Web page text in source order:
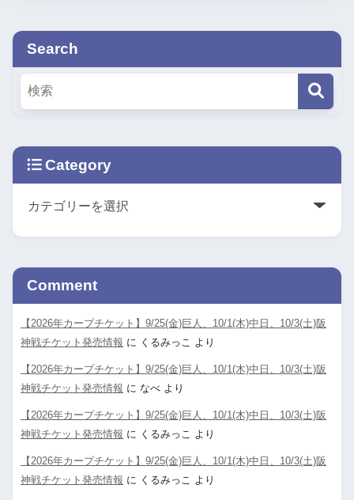
Search
Category
Comment
【2026年カープチケット】9/25(金)巨人、10/1(木)中日、10/3(土)阪
神戦チケット発売情報 に くるみっこ より
【2026年カープチケット】9/25(金)巨人、10/1(木)中日、10/3(土)阪
神戦チケット発売情報 に なべ より
【2026年カープチケット】9/25(金)巨人、10/1(木)中日、10/3(土)阪
神戦チケット発売情報 に くるみっこ より
【2026年カープチケット】9/25(金)巨人、10/1(木)中日、10/3(土)阪
神戦チケット発売情報 に くるみっこ より